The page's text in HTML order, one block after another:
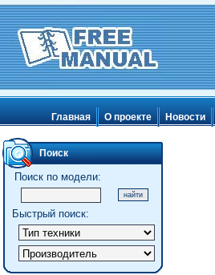
Главная О проекте Новости
Поиск
Поиск по модели:
Быстрый поиск: